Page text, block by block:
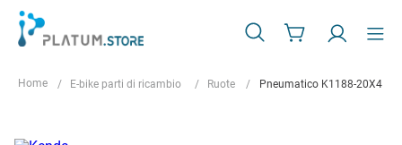
E-bike parti di ricambio Ruote Pneumatico K1188-20X4